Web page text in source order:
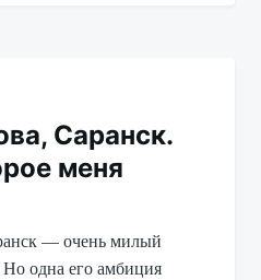
Саранск.
меня
— очень милый
одна его амбиция